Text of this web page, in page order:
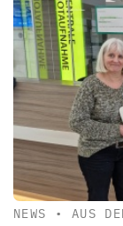
NEWS • AUS